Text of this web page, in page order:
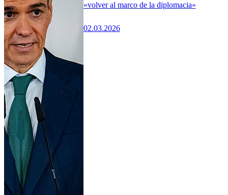
«volver al marco de la diplomacia»
02.03.2026